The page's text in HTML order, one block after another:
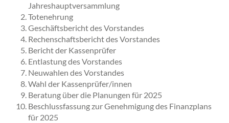
Jahreshauptversammlung
Totenehrung
Geschäftsbericht des Vorstandes
Rechenschaftsbericht des Vorstandes
Bericht der Kassenprüfer
Entlastung des Vorstandes
Neuwahlen des Vorstandes
Wahl der Kassenprüfer/innen
Beratung über die Planungen für 2025
Beschlussfassung zur Genehmigung des Finanzplans
für 2025